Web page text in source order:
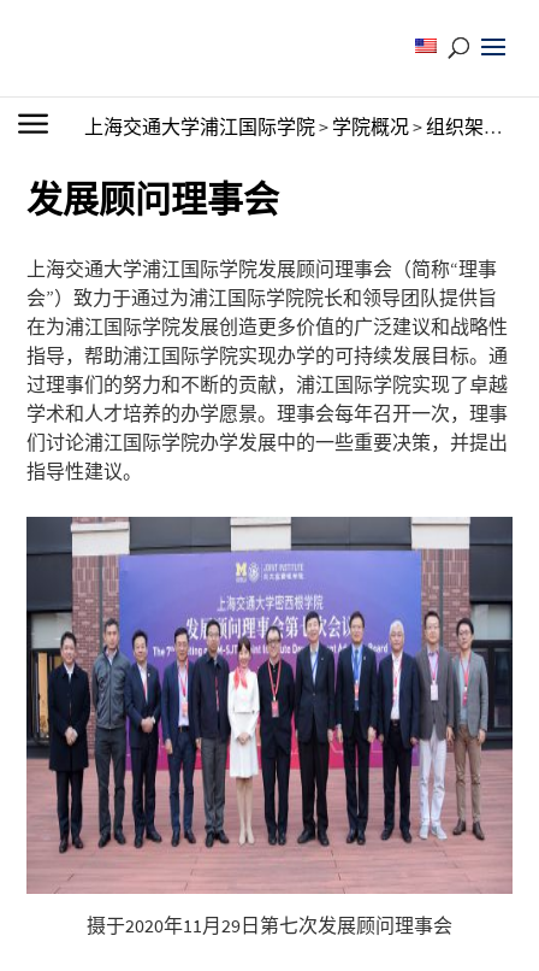
上海交通大学浦江国际学院> 学院概况>组织架构
发展顾问理事会
上海交通大学浦江国际学院发展顾问理事会（简称“理事
会”）致力于通过为浦江国际学院院长和领导团队提供旨
在为浦江国际学院发展创造更多价值的广泛建议和战略性
指导，帮助浦江国际学院实现办学的可持续发展目标。通
过理事们的努力和不断的贡献，浦江国际学院实现了卓越
学术和人才培养的办学愿景。理事会每年召开一次，理事
们讨论浦江国际学院办学发展中的一些重要决策，并提出
指导性建议。
摄于2020年11月29日第七次发展顾问理事会